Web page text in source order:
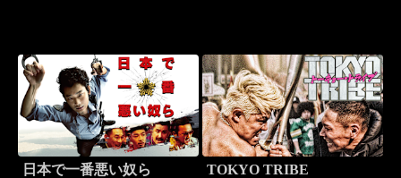
日本で一番悪い奴ら TOKYO TRIBE